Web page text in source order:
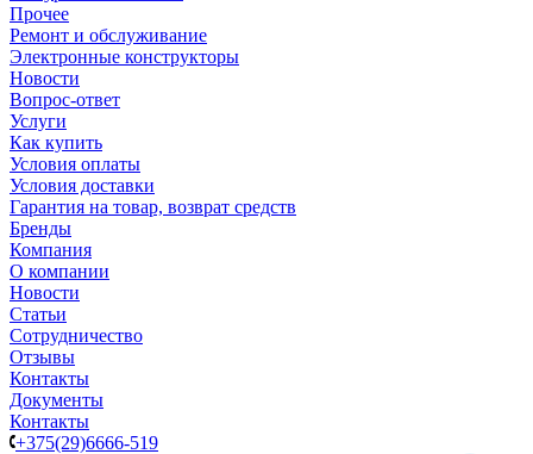
Прочее
Ремонт и обслуживание
Электронные конструкторы
Новости
Вопрос-ответ
Услуги
Как купить
Условия оплаты
Условия доставки
Гарантия на товар, возврат средств
Бренды
Компания
О компании
Новости
Статьи
Сотрудничество
Отзывы
Контакты
Документы
Контакты
+375(29)6666-519